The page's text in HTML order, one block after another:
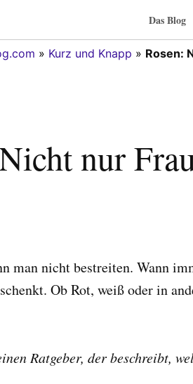
Das Blog
» Kurz und Knapp » Rosen:
nur
man nicht bestreiten. Wann
Ob Rot, weiß oder in
Ratgeber, der beschreibt,